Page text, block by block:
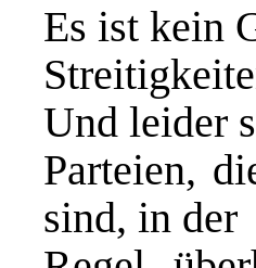
Es ist kein
Und leider
Parteien,
sind, in der